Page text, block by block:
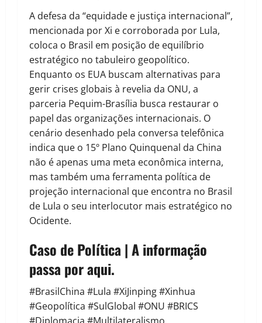
A defesa da “equidade e justiça internacional”,
mencionada por Xi e corroborada por Lula,
coloca o Brasil em posição de equilíbrio
estratégico no tabuleiro geopolítico.
Enquanto os EUA buscam alternativas para
gerir crises globais à revelia da ONU, a
parceria Pequim-Brasília busca restaurar o
papel das organizações internacionais. O
cenário desenhado pela conversa telefônica
indica que o 15º Plano Quinquenal da China
não é apenas uma meta econômica interna,
mas também uma ferramenta política de
projeção internacional que encontra no Brasil
de Lula o seu interlocutor mais estratégico no
Ocidente.
Caso de Política | A informação
passa por aqui.
#BrasilChina #Lula #XiJinping #Xinhua
#Geopolítica #SulGlobal #ONU #BRICS